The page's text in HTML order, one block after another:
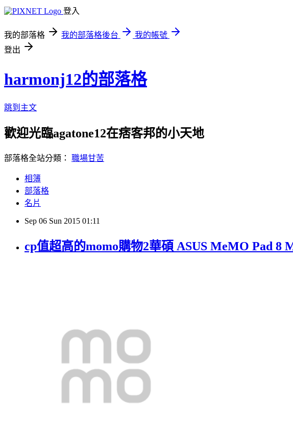
登入
我的部落格 我的部落格後台
我的帳號
登出
harmonj12的部落格
跳到主文
歡迎光臨agatone12在痞客邦的小天地
部落格全站分類： 職場甘苦
相簿
部落格
名片
Sep 06 Sun 2015 01:11
cp值超高的momo購物2華碩 ASUS MeMO Pad 8